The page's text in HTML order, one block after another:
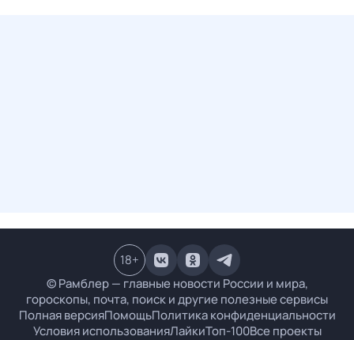
© Рамблер — главные новости России и мира,
гороскопы, почта, поиск и другие полезные сервисы
Полная версияПомощьПолитика конфиденциальности
Условия использованияЛайкиТоп-100Все проекты
18+